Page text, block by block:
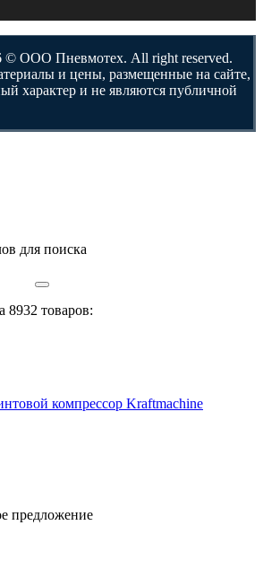
© ООО Пневмотех. All right reserved.
и цены, размещенные на сайте,
характер и не являются публичной
для поиска
8932 товаров:
компрессор Kraftmaсhine
предложение